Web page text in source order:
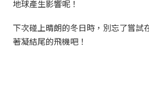
地球產生影響呢！
下次碰上晴朗的冬日時，別忘了嘗試
著凝結尾的飛機吧！